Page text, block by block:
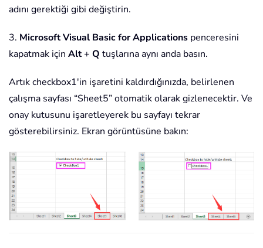
adını gerektiği gibi değiştirin.
3. Microsoft Visual Basic for Applications penceresini
kapatmak için Alt+ Q tuşlarına aynı anda basın.
Artık checkbox1'in işaretini kaldırdığınızda, belirlenen
çalışma sayfası “Sheet5” otomatik olarak gizlenecektir. Ve
onay kutusunu işaretleyerek bu sayfayı tekrar
gösterebilirsiniz. Ekran görüntüsüne bakın: